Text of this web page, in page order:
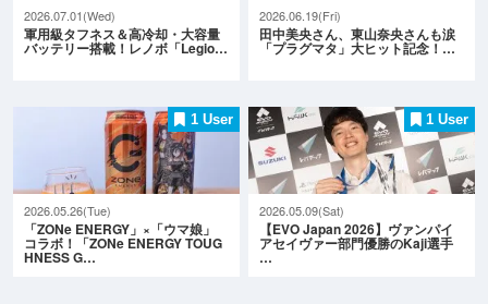
2026.07.01(Wed)
軍用級タフネス＆高冷却・大容量
バッテリー搭載！レノボ「Legio…
2026.06.19(Fri)
田中美央さん、東山奈央さんも涙
「プラグマタ」大ヒット記念！…
1 User
2026.05.26(Tue)
「ZONe ENERGY」×「ウマ娘」
コラボ！「ZONe ENERGY TOUG
HNESS G…
1 User
2026.05.09(Sat)
【EVO Japan 2026】ヴァンパイ
アセイヴァー部門優勝のKaji選手
…